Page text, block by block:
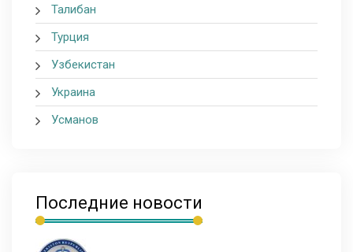
Талибан
Турция
Узбекистан
Украина
Усманов
Последние новости